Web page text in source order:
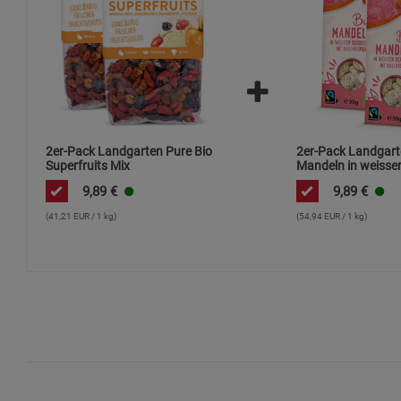
2er-Pack Landgarten Pure Bio
Superfruits Mix
9,89 €
(41,21 EUR / 1 kg)
2er-Pack
Mandeln in
mit Rosenblüten
9,89 €
(54,94 EUR / 1 kg)